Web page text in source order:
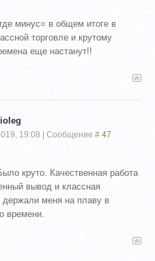
минус= в общем итоге в
торговле и крутому
еще настанут!!
19:08 | Сообщение # 47
круто. Качественная работа
вывод и классная
держали меня на плаву в
времени.